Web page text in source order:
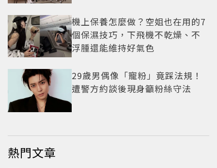
機上保養怎麼做？空姐也在用的7
個保濕技巧，下飛機不乾燥、不
浮腫還能維持好氣色
29歲男偶像「寵粉」竟踩法規！
遭警方約談後現身籲粉絲守法
熱門文章